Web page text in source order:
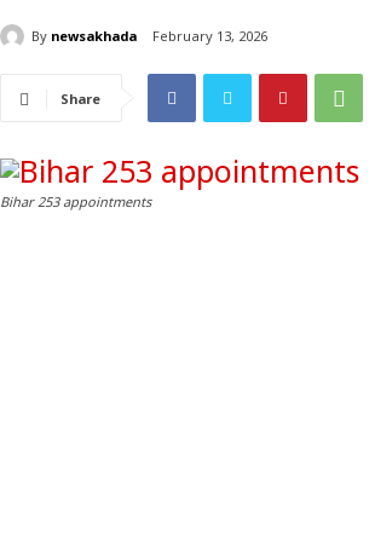
By newsakhada February 13, 2026
Share
Bihar 253 appointments